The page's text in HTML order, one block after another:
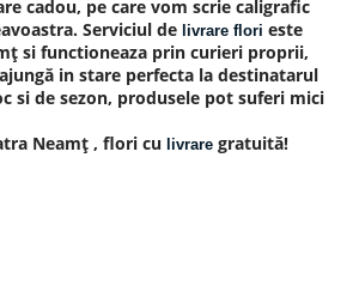
cadou, pe care vom scrie caligrafic
Serviciul de livrare flori este
si functioneaza prin curieri proprii,
in stare perfecta la destinatarul
si de sezon, produsele pot suferi mici
Neamț , flori cu livrare gratuită!